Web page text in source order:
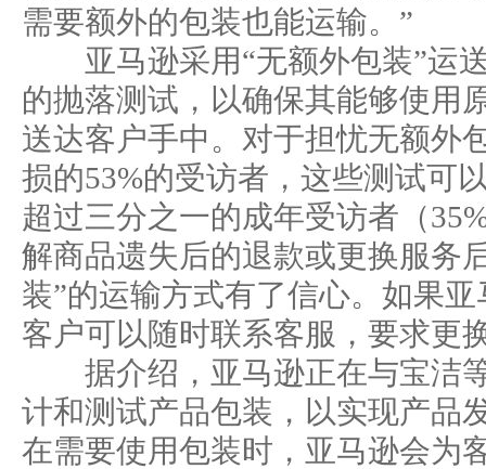
需要额外的包装也能运输。”
亚马逊采用“无额外包装”运
的抛落测试，以确保其能够使用
送达客户手中。对于担忧无额外
损的53%的受访者，这些测试可
超过三分之一的成年受访者（
解商品遗失后的退款或更换服务
装”的运输方式有了信心。如果
客户可以随时联系客服，要求更
据介绍，亚马逊正在与宝洁
计和测试产品包装，以实现产品
在需要使用包装时，亚马逊会为